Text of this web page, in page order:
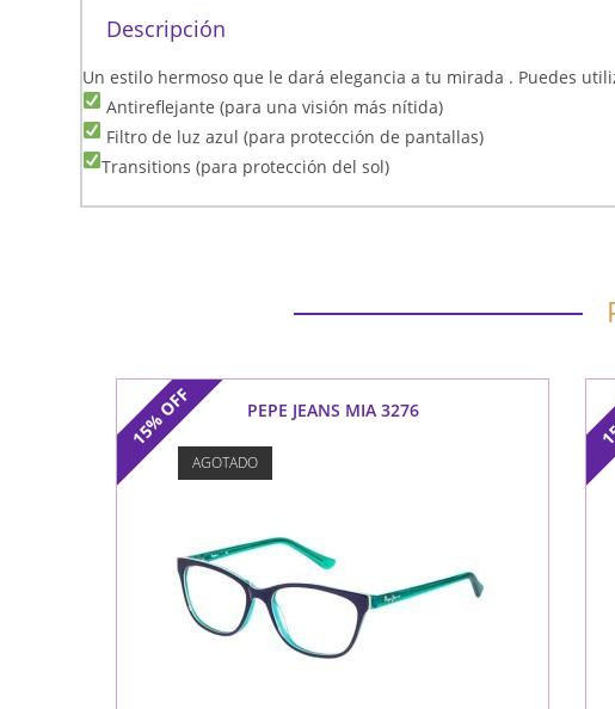
Descripción
Un estilo hermoso que le dará elegancia a tu mirada . Puedes
Antireflejante (para una visión más nítida)
Filtro de luz azul (para protección de pantallas)
Transitions (para protección del sol)
15%
OFF PEPE JEANS MIA 3276
AGOTADO